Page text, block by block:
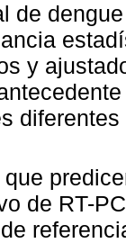
de
y
diferentes
que
de RT-
de